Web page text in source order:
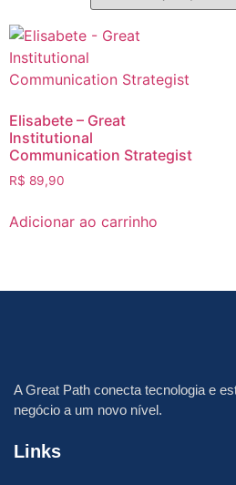
Elisabete – Great
Institutional
Communication Strategist
R$ 89,90
Adicionar ao carrinho
AGreat Path conecta tecnologia e
negócio a um novo nível.
Links